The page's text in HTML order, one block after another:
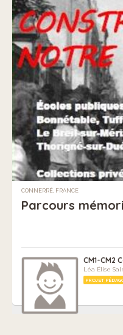
CONNERRÉ, FRANCE
Parcours
CM1-CM2
Léa Élise
PROJET